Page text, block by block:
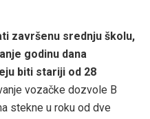
završenu srednju školu,
godinu dana
biti stariji od 28
vozačke dozvole B
stekne u roku od dve